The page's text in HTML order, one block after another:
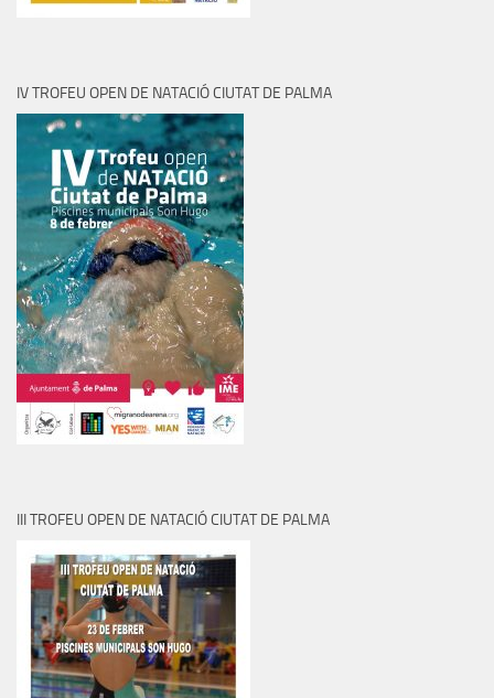
IV TROFEU OPEN DE NATACIÓ CIUTAT DE PALMA
III TROFEU OPEN DE NATACIÓ CIUTAT DE PALMA